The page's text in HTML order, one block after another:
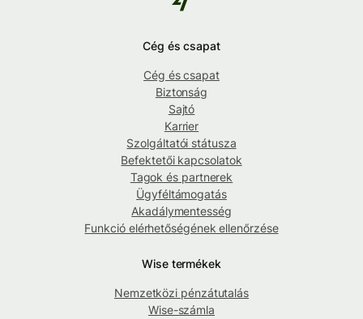
Cég és csapat
Cég és csapat
Biztonság
Sajtó
Karrier
Szolgáltatói státusza
Befektetői kapcsolatok
Tagok és partnerek
Ügyféltámogatás
Akadálymentesség
Funkció elérhetőségének ellenőrzése
Wise termékek
Nemzetközi pénzátutalás
Wise-számla